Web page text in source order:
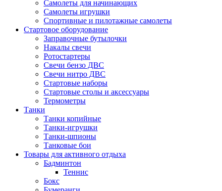
Самолеты для начинающих
Самолеты игрушки
Спортивные и пилотажные самолеты
Стартовое оборудование
Заправочные бутылочки
Накалы свечи
Ротостартеры
Свечи бензо ДВС
Свечи нитро ДВС
Стартовые наборы
Стартовые столы и аксессуары
Термометры
Танки
Танки копийные
Танки-игрушки
Танки-шпионы
Танковые бои
Товары для активного отдыха
Бадминтон
Теннис
Бокс